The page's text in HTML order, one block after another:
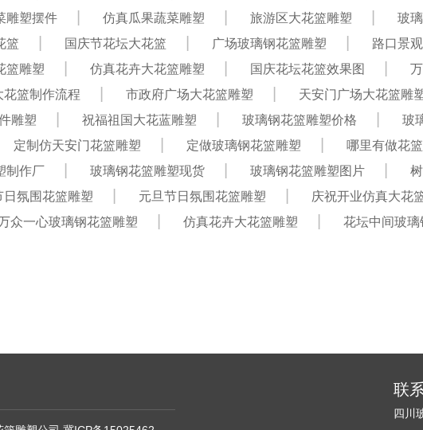
雕塑摆件 仿真瓜果蔬菜雕塑 旅游区大花篮雕塑 玻
篮 国庆节花坛大花篮 广场玻璃钢花篮雕塑 路口景
篮雕塑 仿真花卉大花篮雕塑 国庆花坛花篮效果图
花篮制作流程 市政府广场大花篮雕塑 天安门广场大花篮雕
雕塑 祝福祖国大花蓝雕塑 玻璃钢花篮雕塑价格 玻
定制仿天安门花篮雕塑 定做玻璃钢花篮雕塑 哪里有做花
制作厂 玻璃钢花篮雕塑现货 玻璃钢花篮雕塑图片
日氛围花篮雕塑 元旦节日氛围花篮雕塑 庆祝开业仿真大花
众一心玻璃钢花篮雕塑 仿真花卉大花篮雕塑 花坛中间玻璃
联
四川